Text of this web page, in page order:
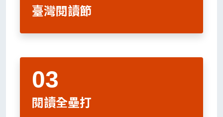
臺灣閱讀節
閱讀全壘打